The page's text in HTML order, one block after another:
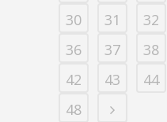
30
31 32
36
37 38
42
43 44
48